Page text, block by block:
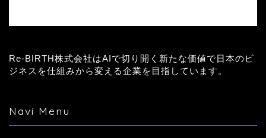
Re-BIRTH株式会社はAIで切り開く新たな価値で日本のビ
ジネスを仕組みから変える企業を目指しています。
Navi Menu